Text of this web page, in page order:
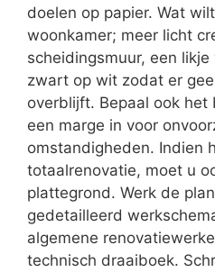
doelen op papier. Wat
woonkamer; meer licht
scheidingsmuur, een
zwart op wit zodat er
overblijft. Bepaal ook het
een marge in voor
omstandigheden. Indien
totaalrenovatie, moet u
plattegrond. Werk de
gedetailleerd
algemene
technisch draaiboek.